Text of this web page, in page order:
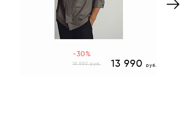
-30%
19 990руб. 13 990 руб.